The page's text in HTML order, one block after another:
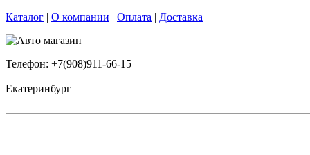
Каталог | О компании | Оплата | Доставка
Телефон: +7(908)911-66-15
Екатеринбург